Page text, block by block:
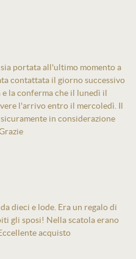
portata all'ultimo momento a
contattata il giorno successivo
la conferma che il lunedì il
l'arrivo entro il mercoledì. Il
in considerazione
dieci e lode. Era un regalo di
gli sposi! Nella scatola erano
acquisto